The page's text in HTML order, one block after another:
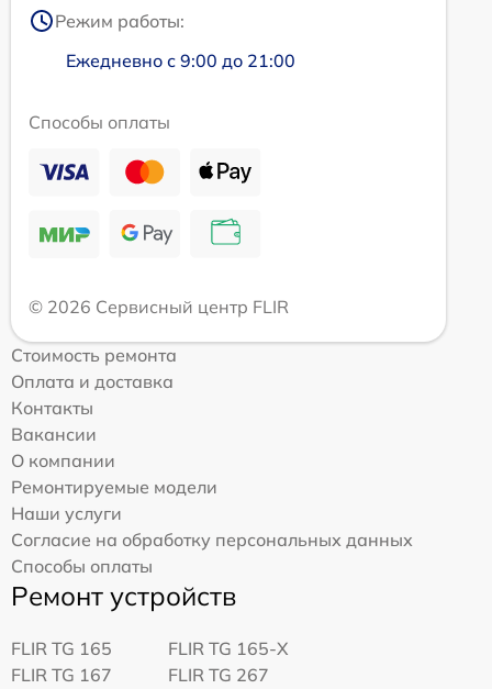
Режим работы:
Ежедневно с 9:00 до 21:00
Способы оплаты
© 2026 Сервисный центр FLIR
Стоимость ремонта
Оплата и доставка
Контакты
Вакансии
О компании
Ремонтируемые модели
Наши услуги
Согласие на обработку персональных данных
Способы оплаты
Ремонт устройств
FLIR TG 165
FLIR TG 165-X
FLIR TG 167
FLIR TG 267